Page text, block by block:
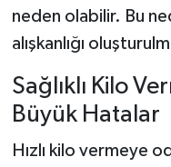
neden olabilir. Bu
alışkanlığı
Sağlıklı Kilo
Büyük Hatalar
Hızlı kilo vermeye